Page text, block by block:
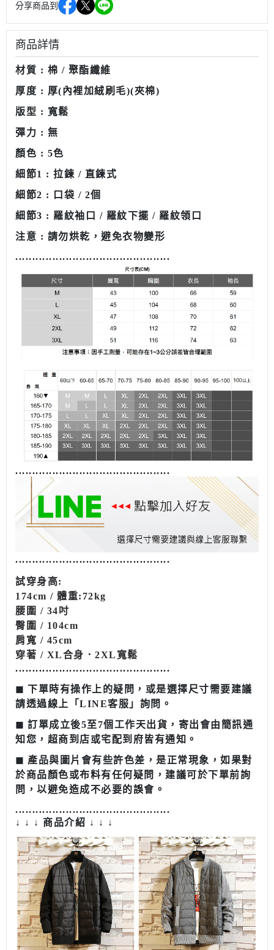
分享商品到
商品詳情
材質 : 棉 / 聚酯纖維
厚度 : 厚(內裡加絨刷毛)(夾棉)
版型 : 寬鬆
彈力 : 無
顏色 : 5色
細節1 : 拉鍊 / 直鍊式
細節2 : 口袋 / 2個
細節3 : 羅紋袖口 / 羅紋下擺 / 羅紋領口
注意 : 請勿烘乾，避免衣物變形
..............................................
..............................................
..............................................
試穿身高:
174cm / 體重:72kg
腰圍 / 34吋
臀圍 / 104cm
肩寬 / 45cm
穿著 / XL合身．2XL寬鬆
..............................................
◼︎ 下單時有操作上的疑問，或是選擇尺寸需要建議
請透過線上「LINE客服」詢問。
◼︎ 訂單成立後5至7個工作天出貨，寄出會由簡訊通
知您，超商到店或宅配到府皆有通知。
◼︎ 產品與圖片會有些許色差，是正常現象，如果對
於商品顏色或布料有任何疑問，建議可於下單前詢
問，以避免造成不必要的誤會。
..............................................
↓ ↓ ↓ 商品介紹 ↓ ↓ ↓